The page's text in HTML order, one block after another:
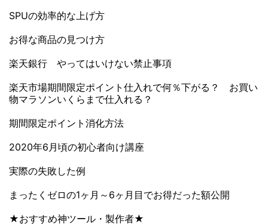
SPUの効率的な上げ方
お得な商品の見つけ方
楽天銀行 やってはいけない禁止事項
楽天市場期間限定ポイント仕入れで何％下がる？ お買い
物マラソンいくらまで仕入れる？
期間限定ポイント消化方法
2020年6月頃の初心者向け講座
実際の失敗した例
まったくゼロの1ヶ月～6ヶ月目でお得だった額公開
★おすすめ神ツール・製作者★